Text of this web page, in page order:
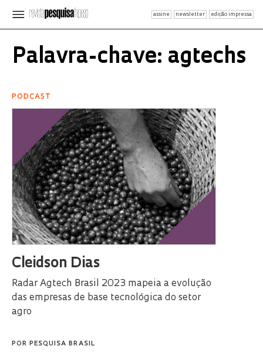
assine newsletter edição impressa
Palavra-chave: agtechs
PODCAST
Cleidson Dias
Radar Agtech Brasil 2023 mapeia a evolução
das empresas de base tecnológica do setor
agro
POR PESQUISA BRASIL